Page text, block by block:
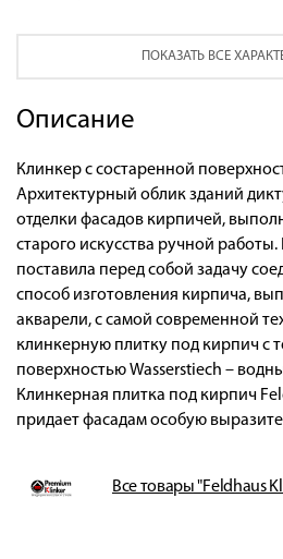
ПОКАЗАТЬ ВСЕ
Описание
Клинкер с состаренной
Архитектурный облик зданий
отделки фасадов кирпичей,
старого искусства ручной
поставила перед собой задачу
способ изготовления кирпича,
акварели, с самой современной
клинкерную плитку под кирпич с
поверхностью Wasserstiech –
Клинкерная плитка под кирпич
придает фасадам особую
Все товары "Feldhaus